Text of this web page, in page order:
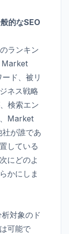
的なSEO
ランキン
Market
ド、被リ
ネス戦略
検索エン
Market
が誰であ
している
にどのよ
かにしま
析対象のド
可能で